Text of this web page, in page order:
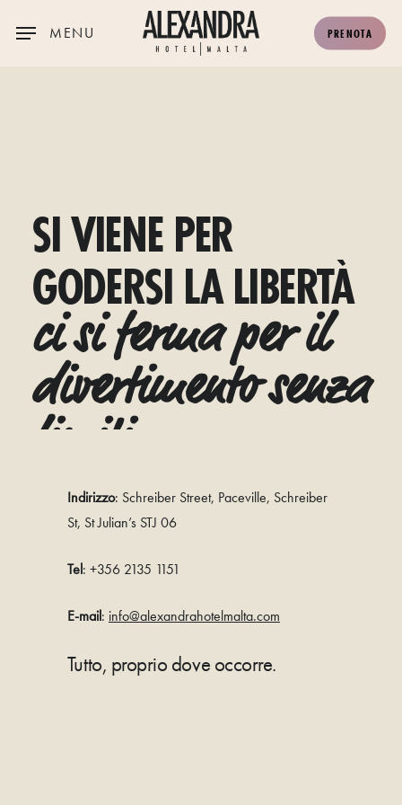
PRENOTA
MENU
SIVIENEPER
GODERSI LALIBERTÀ
ci si ferma per il
divertimento senza
limiti
Indirizzo: Schreiber Street, Paceville, Schreiber
St, St Julian’s STJ 06
Tel: +356 2135 1151
E-mail: info@alexandrahotelmalta.com
Tutto, proprio dove occorre.